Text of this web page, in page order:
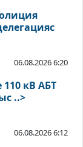
06.08.2026 6:20
кВ АБТ
..>
06.08.2026 6:12